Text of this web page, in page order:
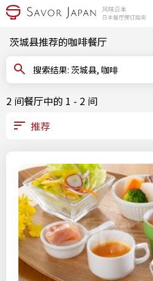
茨城县推荐的咖啡餐厅
搜索结果: 茨城县, 咖啡
2 间餐厅中的 1 - 2 间